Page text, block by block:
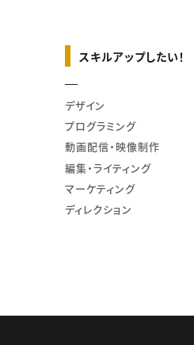
スキルアップしたい！
デザイン
プログラミング
動画配信・映像制作
編集・ライティング
マーケティング
ディレクション